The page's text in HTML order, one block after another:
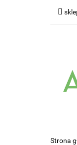
Strona